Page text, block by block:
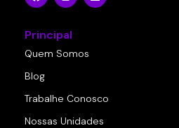
Principal
Quem Somos
Blog
Trabalhe Conosco
Nossas Unidades